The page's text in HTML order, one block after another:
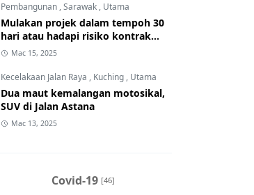
Pembangunan ,Sarawak , Utama
Mulakan projek dalam tempoh 30
hari atau hadapi risiko kontrak
ditamatkan
Mac 15, 2025
Kecelakaan Jalan Raya , Kuching , Utama
Dua maut kemalangan motosikal,
SUV di Jalan Astana
Mac 13, 2025
Covid-19 [46]